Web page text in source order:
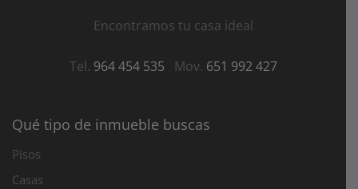
Encontramos tu casa ideal
Tel. 964 454 535 Mov. 651 992 427
Qué tipo de inmueble buscas
Pisos
Casas